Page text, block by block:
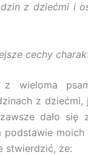
z dziećmi i
cechy
z wieloma
z
dało
podstawie
stwierdzić, że: